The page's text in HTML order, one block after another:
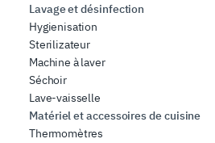
Lavage et désinfection
Hygienisation
Sterilizateur
Machine à laver
Séchoir
Lave-vaisselle
Matériel et accessoires de cuisine
Thermomètres